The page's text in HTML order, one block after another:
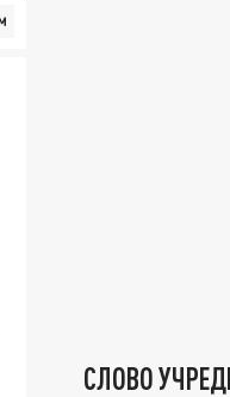
СЛОВО